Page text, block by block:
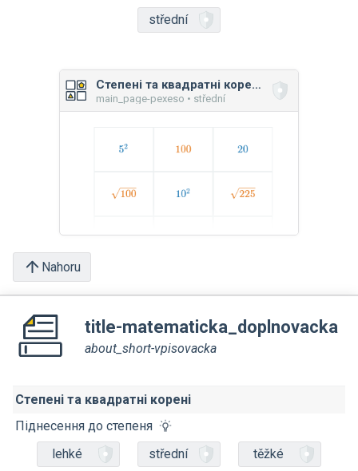
střední
Степені та квадратні корені: мікс вправ
main_page-pexeso • střední
Nahoru
title-matematicka_doplnovacka
about_short-vpisovacka
Степені та квадратні корені
Піднесення до степеня
lehké
střední těžké